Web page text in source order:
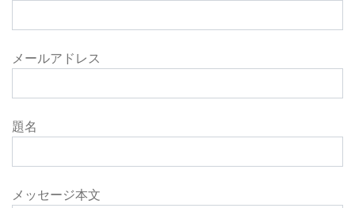
メールアドレス
題名
メッセージ本文